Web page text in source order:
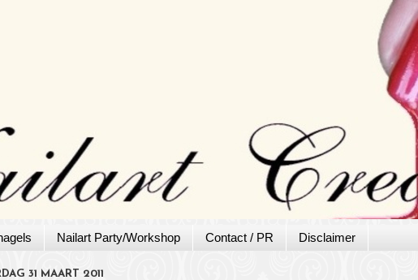
Nailart Party/Workshop Contact / PR Disclaimer
31 MAART 2011